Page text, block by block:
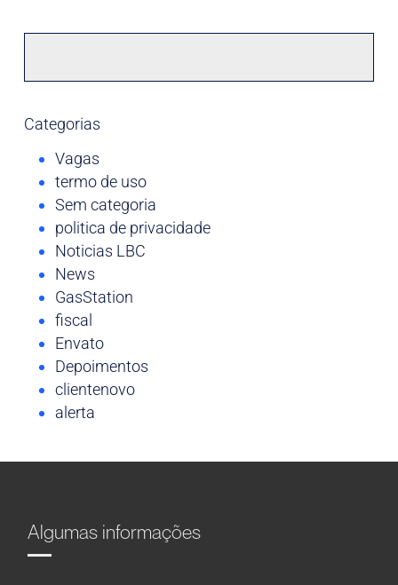
Categorias
Vagas
termo de uso
Sem categoria
politica de privacidade
Noticias LBC
News
GasStation
fiscal
Envato
Depoimentos
clientenovo
alerta
Algumas informações